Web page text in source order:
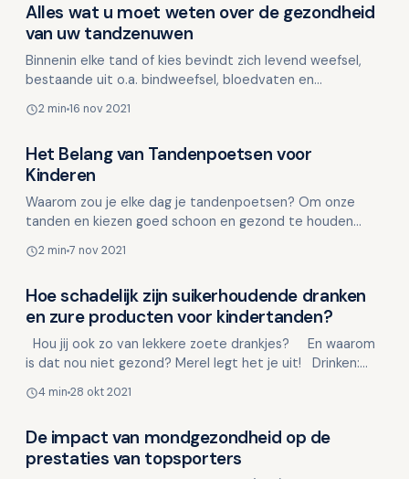
Overig nieuws
Alles wat u moet weten over de gezondheid
van uw tandzenuwen
Binnenin elke tand of kies bevindt zich levend weefsel,
bestaande uit o.a. bindweefsel, bloedvaten en
Vanuit he…
2 min 16 nov 2021
Overig nieuws
Het Belang van Tandenpoetsen voor
Kinderen
Waarom zou je elke dag je tandenpoetsen? Om onze
tanden en kiezen goed schoon en gezond te houden
we dat? Merel…
2 min 7 nov 2021
Overig nieuws
Hoe schadelijk zijn suikerhoudende dranken
en zure producten voor kindertanden?
is dat nou niet gezond? Merel legt het je uit! Drinken:
4 min 28 okt 2021
Overig nieuws
De impact van mondgezondheid op de
prestaties van topsporters